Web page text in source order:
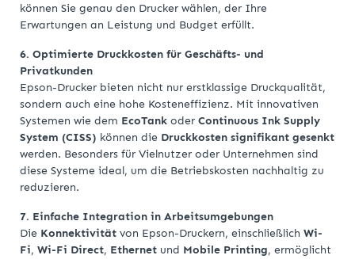
können Sie genau den Drucker wählen, der Ihre
Erwartungen an Leistung und Budget erfüllt.
6. Optimierte Druckkosten für Geschäfts- und
Privatkunden
Epson-Drucker bieten nicht nur erstklassige Druckqualität,
sondern auch eine hohe Kosteneffizienz. Mit innovativen
Systemen wie dem EcoTank oder Continuous Ink Supply
System (CISS) können die Druckkosten signifikant gesenkt
werden. Besonders für Vielnutzer oder Unternehmen sind
diese Systeme ideal, um die Betriebskosten nachhaltig zu
reduzieren.
7. Einfache Integration in Arbeitsumgebungen
Die Konnektivität von Epson-Druckern, einschließlich Wi-
Fi, Wi-Fi Direct, Ethernet und Mobile Printing, ermöglicht